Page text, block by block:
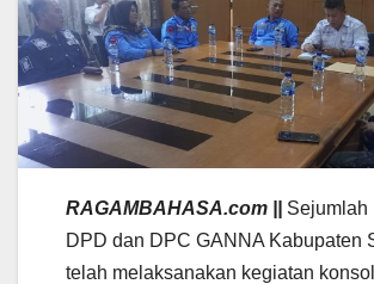
RAGAMBAHASA.com ||
Sejumlah
DPD dan DPC GANNA Kabupaten
telah melaksanakan kegiatan